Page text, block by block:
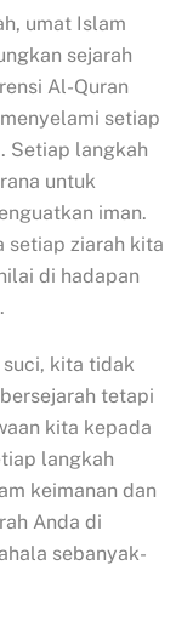
umat Islam
sejarah
Al-Quran
setiap
Setiap langkah
untuk
iman.
setiap ziarah kita
di hadapan
suci, kita tidak
tetapi
kita kepada
langkah
keimanan dan
Anda di
sebanyak-